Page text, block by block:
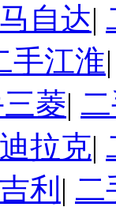
自达|
手江淮
菱|
拉克|
利 | 二